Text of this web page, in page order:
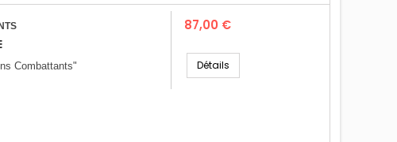
Combattants"
Prix
87,00 €
Détails